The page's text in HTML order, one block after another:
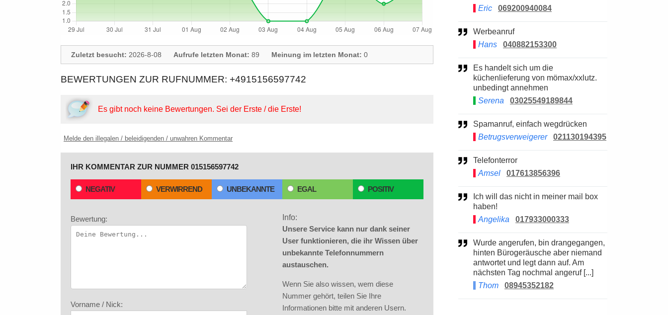
Zuletzt besucht: 2026-8-08 Aufrufe letzten Monat: 89 Meinung im letzten Monat: 0
BEWERTUNGEN ZUR RUFNUMMER: +4915156597742
Es gibt noch keine Bewertungen. Sei der Erste / die Erste!
Melde den illegalen / beleidigenden / unwahren Kommentar
IHR KOMMENTAR ZUR NUMMER 015156597742
NEGATIV VERWIRREND UNBEKANNTE EGAL POSITIV
Bewertung:
Vorname / Nick:
Info:
Unsere Service kann nur dank seiner
User funktionieren, die ihr Wissen über
unbekannte Telefonnummern
austauschen.
Wenn Sie also wissen, wem diese
Nummer gehört, teilen Sie Ihre
Informationen bitte mit anderen Usern.
Eric
069200940084
Werbeanruf
Hans
040882153300
Es handelt sich um die
küchenlieferung von mömax/xxlutz.
unbedingt annehmen
Serena
03025549189844
Spamanruf, einfach wegdrücken
Betrugsverweigerer
021130194395
Telefonterror
Amsel
017613856396
haben!
Angelika
017933000333
Wurde angerufen, bin drangegangen,
hinten Bürogeräusche aber niemand
antwortet und legt dann auf. Am
nächsten Tag nochmal angeruf [...]
Thom
08945352182